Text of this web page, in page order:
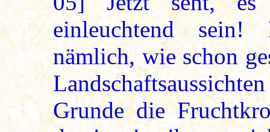
einleuchtend sein!
nämlich, wie schon
Grunde die